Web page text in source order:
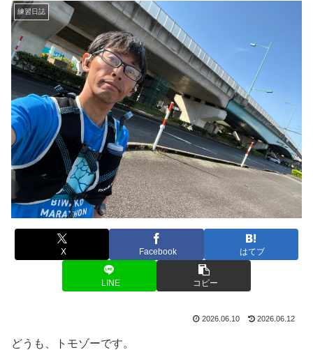
練習日誌
X Facebook はてブ
LINE コピー
2026.06.10 2026.06.12
どうも、トモゾーです。